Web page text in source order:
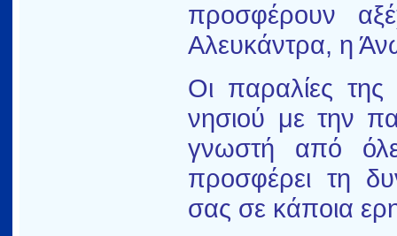
προσφέρουν
Αλευκάντρα, η
Οι παραλίες
νησιού με την
γνωστή από
προσφέρει τη
σας σε κάποια